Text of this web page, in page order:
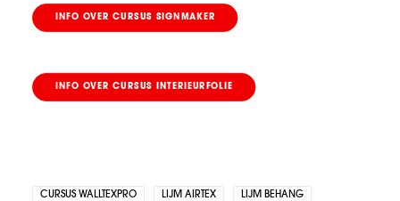
INFO OVER CURSUS SIGNMAKER
INFO OVER CURSUS INTERIEURFOLIE
CURSUS WALLTEXPRO LIJM AIRTEX LIJM BEHANG